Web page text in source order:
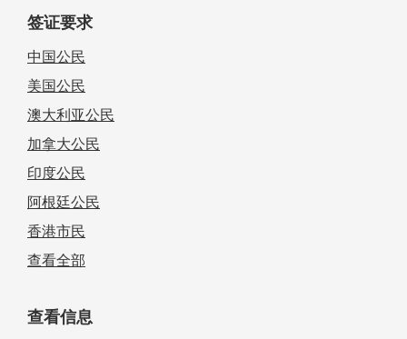
签证要求
中国公民
美国公民
澳大利亚公民
加拿大公民
印度公民
阿根廷公民
香港市民
查看全部
查看信息